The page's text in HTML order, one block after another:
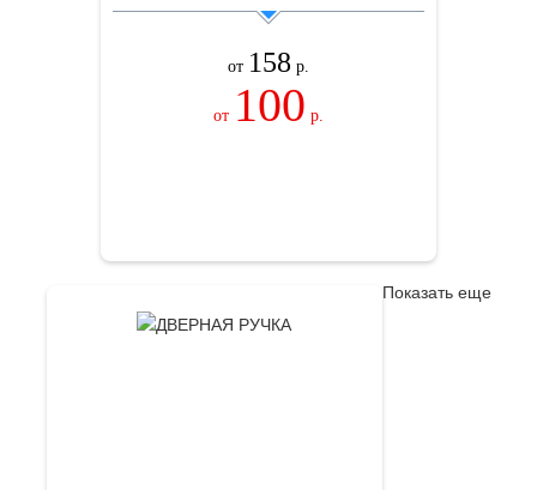
от 158 р.
от 100 р.
Показать еще